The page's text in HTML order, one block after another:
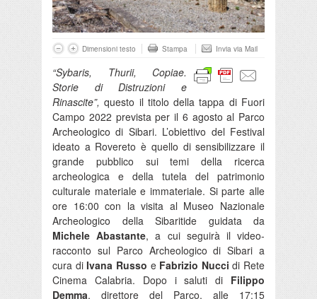
Dimensioni testo Stampa Invia via Mail
“Sybaris, Thurii, Copiae.
Storie di Distruzioni e
Rinascite”, questo il titolo della tappa di Fuori
Campo 2022 prevista per il 6 agosto al Parco
Archeologico di Sibari. L’obiettivo del Festival
ideato a Rovereto è quello di sensibilizzare il
grande pubblico sui temi della ricerca
archeologica e della tutela del patrimonio
culturale materiale e immateriale. Si parte alle
ore 16:00 con la visita al Museo Nazionale
Archeologico della Sibaritide guidata da
Michele Abastante, a cui seguirà il video-
racconto sul Parco Archeologico di Sibari a
cura diIvana Russo e Fabrizio Nucci di Rete
Cinema Calabria. Dopo i saluti di Filippo
Demma, direttore del Parco, alle 17:15